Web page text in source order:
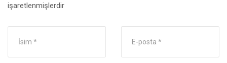
işaretlenmişlerdir